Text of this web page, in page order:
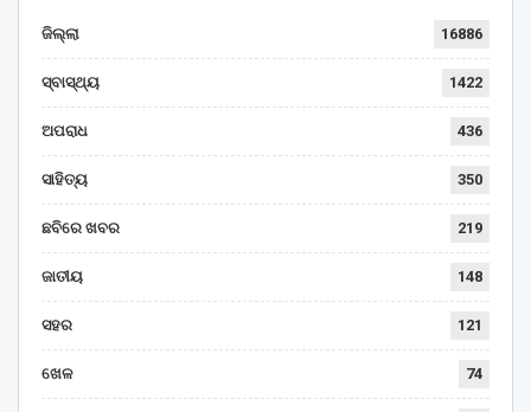
ଜିଲ୍ଲା 16886
ସ୍ବାସ୍ଥ୍ୟ 1422
ଅପରାଧ 436
ସାହିତ୍ୟ 350
ଛବିରେ ଖବର 219
ଜାତୀୟ 148
ସହର 121
ଖେଳ 74